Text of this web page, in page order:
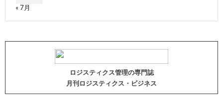
« 7月
ロジスティクス管理の専門誌
月刊ロジスティクス・ビジネス